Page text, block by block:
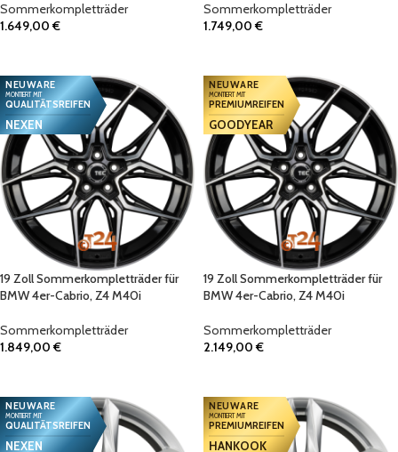
Sommerkompletträder
1.649,00€
Sommerkompletträder
1.749,00€
NEUWARE
MONTIERT MIT
QUALITÄTSREIFEN
NEXEN
19 Zoll Sommerkompletträder für
BMW 4er-Cabrio, Z4 M40i
Sommerkompletträder
1.849,00€
NEUWARE
MONTIERT MIT
PREMIUMREIFEN
GOODYEAR
19 Zoll Sommerkompletträder für
BMW 4er-Cabrio, Z4 M40i
Sommerkompletträder
2.149,00€
NEUWARE
MONTIERT MIT
QUALITÄTSREIFEN
NEXEN
NEUWARE
MONTIERT MIT
PREMIUMREIFEN
HANKOOK